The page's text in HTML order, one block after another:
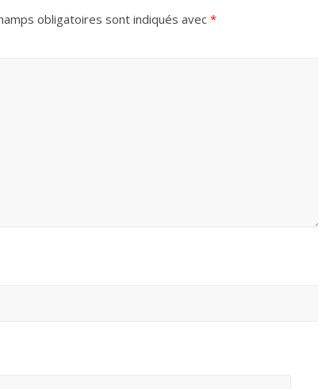
obligatoires sont indiqués avec *